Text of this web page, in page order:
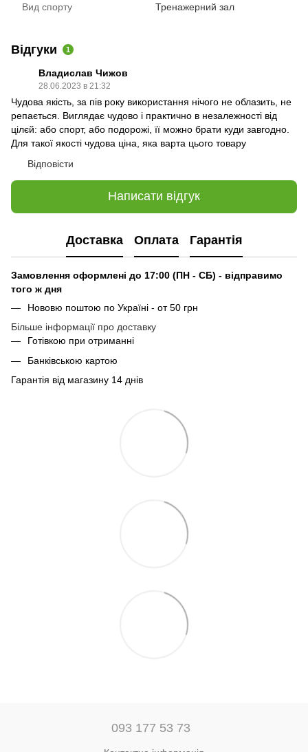
Вид спорту Тренажерний зал
Відгуки 1
Владислав Чижов
28.06.2023 в 21:32
Чудова якість, за пів року використання нічого не облазить, не
репається. Виглядає чудово і практично в незалежності від
цілєй: або спорт, або подорожі, її можно брати куди завгодно.
Для такої якості чудова ціна, яка варта цього товару
Відповісти
Написати відгук
Доставка Оплата Гарантія
Замовлення оформлені до 17:00 (ПН - СБ) - відправимо
того ж дня
Нововю поштою по Україні - от 50 грн
Більше інформації про доставку
Готівкою при отриманні
Банківською картою
Гарантія від магазину 14 днів
093 177 53 73